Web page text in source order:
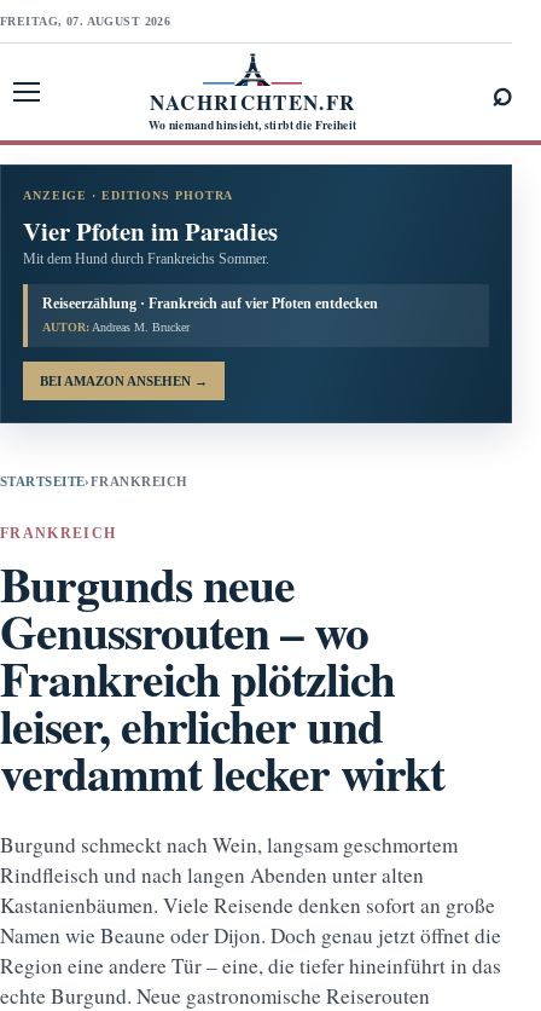
FREITAG, 07. AUGUST 2026
NACHRICHTEN.FR
Wo niemand hinsieht, stirbt die Freiheit
⌕
ANZEIGE · EDITIONS PHOTRA
Vier Pfoten im Paradies
Mit dem Hund durch Frankreichs Sommer.
Reiseerzählung · Frankreich auf vier Pfoten entdecken
AUTOR: Andreas M. Brucker
BEI AMAZON ANSEHEN →
STARTSEITE›FRANKREICH
FRANKREICH
Burgunds neue
Genussrouten – wo
Frankreich plötzlich
leiser, ehrlicher und
verdammt lecker wirkt
Burgund schmeckt nach Wein, langsam geschmortem
Rindfleisch und nach langen Abenden unter alten
Kastanienbäumen. Viele Reisende denken sofort an große
Namen wie Beaune oder Dijon. Doch genau jetzt öffnet die
Region eine andere Tür – eine, die tiefer hineinführt in das
echte Burgund. Neue gastronomische Reiserouten